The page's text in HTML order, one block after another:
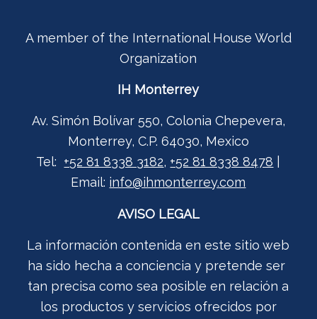
A member of the International House World
Organization
IH Monterrey
Av. Simón Bolívar 550, Colonia Chepevera,
Monterrey, C.P. 64030, Mexico
Tel: +52 81 8338 3182, +52 81 8338 8478
Email: info@ihmonterrey.com
AVISO LEGAL
La información contenida en este sitio web
ha sido hecha a conciencia y pretende ser
tan precisa como sea posible en relación a
los productos y servicios ofrecidos por